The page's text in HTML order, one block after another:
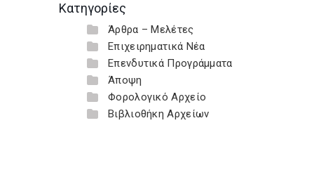
Κατηγορίες
Άρθρα – Μελέτες
Επιχειρηματικά Νέα
Επενδυτικά Προγράμματα
Άποψη
Φορολογικό Αρχείο
Βιβλιοθήκη Αρχείων